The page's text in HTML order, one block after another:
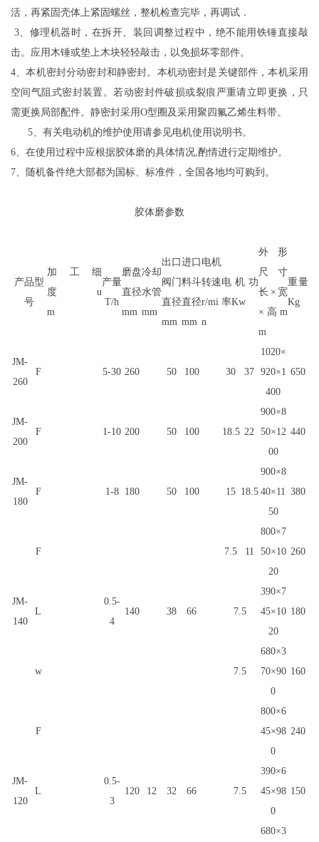
活，再紧固壳体上紧固螺丝，整机检查完毕，再调试．
3、修理机器时，在拆开、装回调整过程中，绝不能用铁锤直接敲
击。应用木锤或垫上木块轻轻敲击，以免损坏零部件。
4、本机密封分动密封和静密封。本机动密封是关键部件，本机采用
空间气阻式密封装置。若动密封件破损或裂痕严重请立即更换，只
需更换局部配件。静密封采用O型圈及采用聚四氟乙烯生料带。
5、有关电动机的维护使用请参见电机使用说明书。
6、在使用过程中应根据胶体磨的具体情况,酌情进行定期维护。
7、随机备件绝大部都为国标、标准件，全国各地均可购到。
胶体磨参数
产品型
号
加工 细
度
u
m
产量
T/h
磨盘
直径
mm
冷却
水管
mm
出口
阀门
直径
mm
进口
料斗
直径
mm
电机
转速
r/mi
n
电机 功
率Kw
外形
尺寸
长×宽
×高 m
m
重量
Kg
JM-
260
F 5-30 260
12
50 100 30 37
1020×
920×1
400
650
JM-
200
F 1-10 200 50 100 18.5 22
900×8
50×12
00
440
JM-
180
F 1-8 180 50 100 15 18.5
900×8
40×11
50
380
JM-
140
F
0.5-
4
140 38 66
7.5 11
800×7
50×10
20
260
L 7.5
390×7
45×10
20
180
w 7.5
680×3
70×90
0
160
JM-
120
F
0.5-
3
120 32 66 7.5
800×6
45×98
0
240
L
390×6
45×98
0
150
680×3